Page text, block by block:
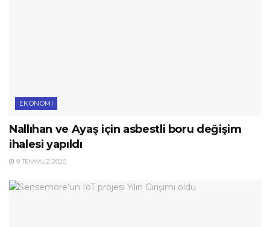
EKONOMI
Nallıhan ve Ayaş için asbestli boru değişim
ihalesi yapıldı
9 TEMMUZ 2020